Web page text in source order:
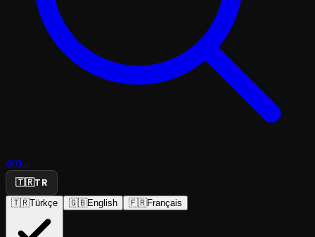
Ara...
🇹🇷TR
🇹🇷Türkçe 🇬🇧English 🇫🇷Français